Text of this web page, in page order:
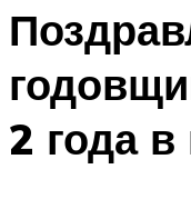
2 года в